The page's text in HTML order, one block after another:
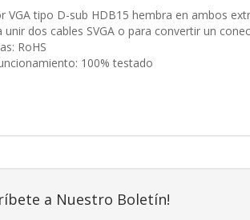
VGA tipo D-sub HDB15 hembra en ambos
unir dos cables SVGA o para convertir un
RoHS
100% testado
a Nuestro Boletín!